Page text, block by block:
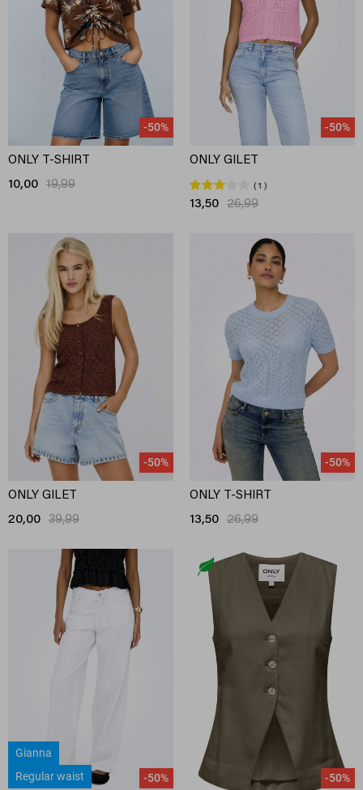
-50%
ONLY T-SHIRT
10,00 19,99
-50%
ONLY GILET
1
13,50 26,99
-50%
ONLY GILET
20,00 39,99
-50%
ONLY T-SHIRT
13,50 26,99
Gianna
Regular waist
-50% -50%